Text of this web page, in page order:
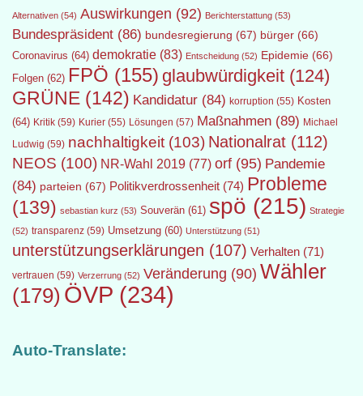
Alternativen (54) Auswirkungen (92) Berichterstattung (53)
Bundespräsident (86) bundesregierung (67) bürger (66)
Coronavirus (64) demokratie (83) Entscheidung (52) Epidemie (66)
Folgen (62) FPÖ (155) glaubwürdigkeit (124)
GRÜNE (142) Kandidatur (84) korruption (55) Kosten
(64) Kritik (59) Kurier (55) Lösungen (57) Maßnahmen (89) Michael
Ludwig (59) nachhaltigkeit (103) Nationalrat (112)
NEOS (100) NR-Wahl 2019 (77) orf (95) Pandemie
(84) parteien (67) Politikverdrossenheit (74) Probleme
(139) sebastian kurz (53) Souverän (61) spö (215) Strategie
(52) transparenz (59) Umsetzung (60) Unterstützung (51)
unterstützungserklärungen (107) Verhalten (71)
vertrauen (59) Verzerrung (52) Veränderung (90) Wähler
(179) ÖVP (234)
Auto-Translate: